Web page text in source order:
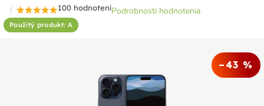
Použitý produkt: A
Priemerné
hodnotenie
100 hodnoteníPodrobnosti hodnotenia
–43 %